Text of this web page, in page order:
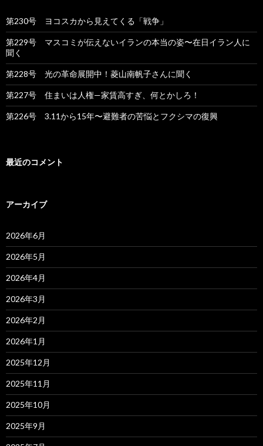
第230号 ヨコスカから見えてくる「戦争」
第229号 マスコミが伝えないイランの本当の姿〜在日イラン人に
聞く
第228号 光の革命展開中！菱山南帆子さんに聞く
第227号 住まいは人権—家賃高すぎ、何とかしろ！
第226号 3.11から15年〜避難者の苦悩とフクシマの復興
最近のコメント
アーカイブ
2026年6月
2026年5月
2026年4月
2026年3月
2026年2月
2026年1月
2025年12月
2025年11月
2025年10月
2025年9月